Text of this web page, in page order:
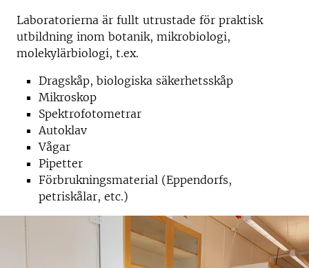
Laboratorierna är fullt utrustade för praktisk
utbildning inom botanik, mikrobiologi,
molekylärbiologi, t.ex.
Dragskåp, biologiska säkerhetsskåp
Mikroskop
Spektrofotometrar
Autoklav
Vågar
Pipetter
Förbrukningsmaterial (Eppendorfs,
petriskålar, etc.)